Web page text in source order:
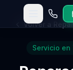
Abrir menú
Volver a
Servicio en